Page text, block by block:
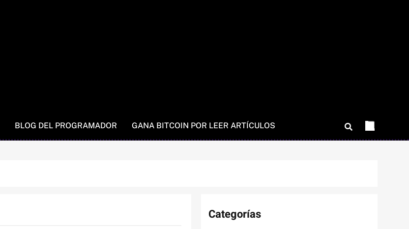
BLOG DEL PROGRAMADOR GANA BITCOIN POR LEER ARTÍCULOS
Categorías